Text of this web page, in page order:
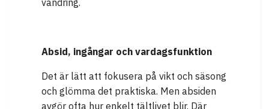
vandring.
Absid, ingångar och vardagsfunktion
Det är lätt att fokusera på vikt och säsong
och glömma det praktiska. Men absiden
avgör ofta hur enkelt tältlivet blir. Där